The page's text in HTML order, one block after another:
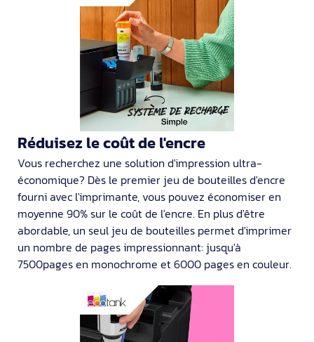
Réduisez le coût de l'encre
Vous recherchez une solution d'impression ultra-
économique? Dès le premier jeu de bouteilles d'encre
fourni avec l'imprimante, vous pouvez économiser en
moyenne 90% sur le coût de l'encre. En plus d'être
abordable, un seul jeu de bouteilles permet d'imprimer
un nombre de pages impressionnant: jusqu'à
7500pages en monochrome et 6000 pages en couleur.